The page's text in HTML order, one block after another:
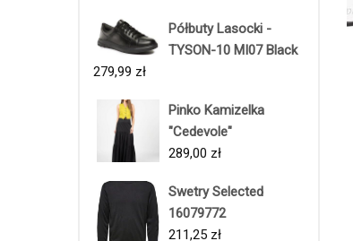
Półbuty Lasocki -
TYSON-10 MI07 Black
279,99 zł
Pinko Kamizelka
"Cedevole"
289,00 zł
Swetry Selected
16079772
211,25 zł